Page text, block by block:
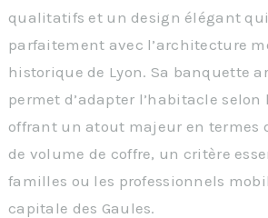
qualitatifs et un design élégant qui
parfaitement avec l’architecture
historique de Lyon. Sa banquette
permet d’adapter l’habitacle selon
offrant un atout majeur en termes
de volume de coffre, un critère
familles ou les professionnels
capitale des Gaules.